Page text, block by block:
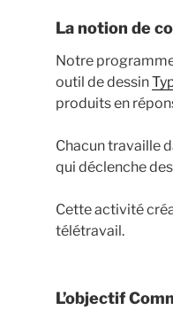
La notion de
Notre
outil de dessin
produits en
Chacun travaille
qui déclenche
Cette activité
télétravail.
L’objectif